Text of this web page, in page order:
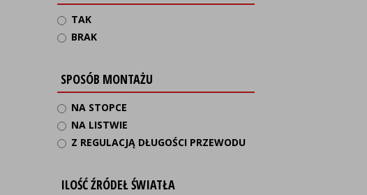
TAK
BRAK
SPOSÓB MONTAŻU
NA STOPCE
NA LISTWIE
Z REGULACJĄ DŁUGOŚCI PRZEWODU
ILOŚĆ ŹRÓDEŁ ŚWIATŁA